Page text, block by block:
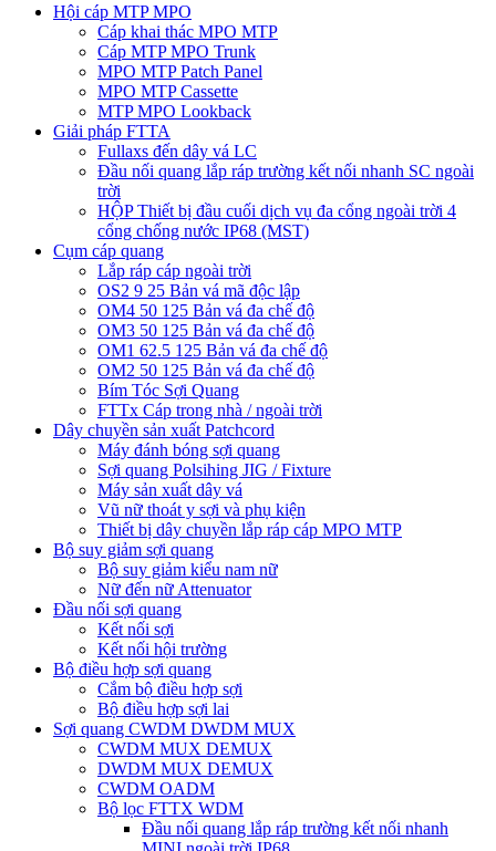
Hội cáp MTP MPO
Cáp khai thác MPO MTP
Cáp MTP MPO Trunk
MPO MTP Patch Panel
MPO MTP Cassette
MTP MPO Lookback
Giải pháp FTTA
Fullaxs đến dây vá LC
Đầu nối quang lắp ráp trường kết nối nhanh SC ngoài
trời
HỘP Thiết bị đầu cuối dịch vụ đa cổng ngoài trời 4
cổng chống nước IP68 (MST)
Cụm cáp quang
Lắp ráp cáp ngoài trời
OS2 9 25 Bản vá mã độc lập
OM4 50 125 Bản vá đa chế độ
OM3 50 125 Bản vá đa chế độ
OM1 62.5 125 Bản vá đa chế độ
OM2 50 125 Bản vá đa chế độ
Bím Tóc Sợi Quang
FTTx Cáp trong nhà / ngoài trời
Dây chuyền sản xuất Patchcord
Máy đánh bóng sợi quang
Sợi quang Polsihing JIG / Fixture
Máy sản xuất dây vá
Vũ nữ thoát y sợi và phụ kiện
Thiết bị dây chuyền lắp ráp cáp MPO MTP
Bộ suy giảm sợi quang
Bộ suy giảm kiểu nam nữ
Nữ đến nữ Attenuator
Đầu nối sợi quang
Kết nối sợi
Kết nối hội trường
Bộ điều hợp sợi quang
Cắm bộ điều hợp sợi
Bộ điều hợp sợi lai
Sợi quang CWDM DWDM MUX
CWDM MUX DEMUX
DWDM MUX DEMUX
CWDM OADM
Bộ lọc FTTX WDM
Đầu nối quang lắp ráp trường kết nối nhanh